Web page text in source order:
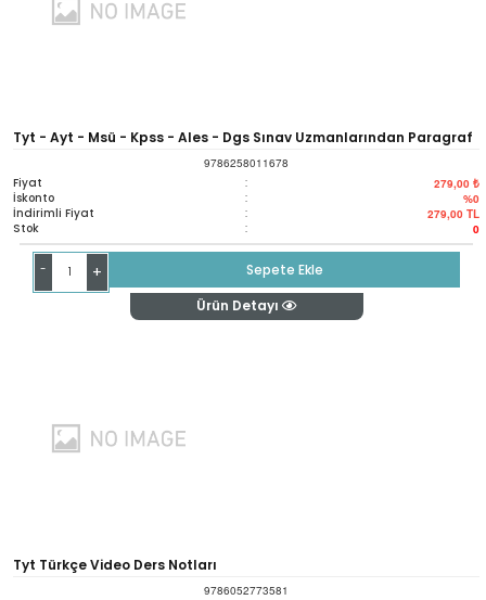
Tyt - Ayt - Msü - Kpss - Ales - Dgs Sınav Uzmanlarından Paragraf
Soru Bankası
9786258011678
Fiyat : 279,00 ₺
İskonto : %0
İndirimli Fiyat : 279,00 TL
Stok : 0
- +
Sepete Ekle
Ürün Detayı
Tyt Türkçe Video Ders Notları
9786052773581